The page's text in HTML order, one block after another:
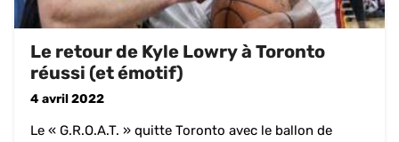
Le retour de Kyle Lowry à Toronto
réussi (et émotif)
4 avril 2022
Le « G.R.O.A.T. » quitte Toronto avec le ballon de